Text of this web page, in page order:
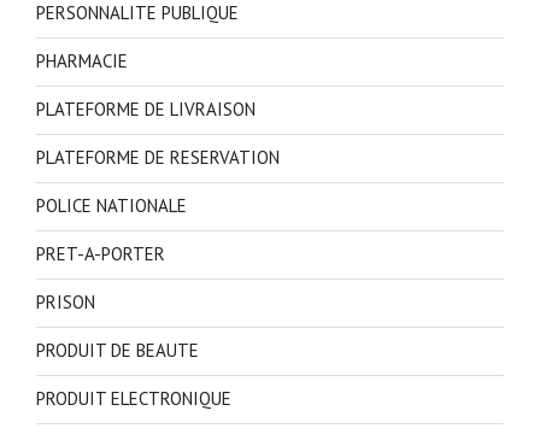
PERSONNALITE PUBLIQUE
PHARMACIE
PLATEFORME DE LIVRAISON
PLATEFORME DE RESERVATION
POLICE NATIONALE
PRET-A-PORTER
PRISON
PRODUIT DE BEAUTE
PRODUIT ELECTRONIQUE